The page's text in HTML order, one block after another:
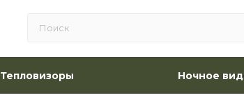
Тепловизоры Ночное